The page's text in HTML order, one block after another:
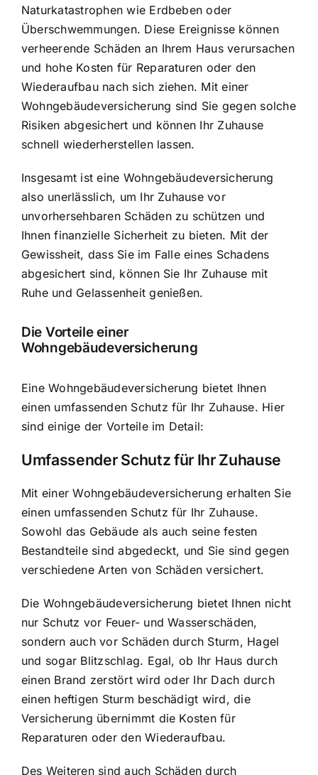
Naturkatastrophen wie Erdbeben oder
Überschwemmungen. Diese Ereignisse können
verheerende Schäden an Ihrem Haus verursachen
und hohe Kosten für Reparaturen oder den
Wiederaufbau nach sich ziehen. Mit einer
Wohngebäudeversicherung sind Sie gegen solche
Risiken abgesichert und können Ihr Zuhause
schnell wiederherstellen lassen.
Insgesamt ist eine Wohngebäudeversicherung
also unerlässlich, um Ihr Zuhause vor
unvorhersehbaren Schäden zu schützen und
Ihnen finanzielle Sicherheit zu bieten. Mit der
Gewissheit, dass Sie im Falle eines Schadens
abgesichert sind, können Sie Ihr Zuhause mit
Ruhe und Gelassenheit genießen.
Die Vorteile einer
Wohngebäudeversicherung
Eine Wohngebäudeversicherung bietet Ihnen
einen umfassenden Schutz für Ihr Zuhause. Hier
sind einige der Vorteile im Detail:
Umfassender Schutz für Ihr Zuhause
Mit einer Wohngebäudeversicherung erhalten Sie
einen umfassenden Schutz für Ihr Zuhause.
Sowohl das Gebäude als auch seine festen
Bestandteile sind abgedeckt, und Sie sind gegen
verschiedene Arten von Schäden versichert.
Die Wohngebäudeversicherung bietet Ihnen nicht
nur Schutz vor Feuer- und Wasserschäden,
sondern auch vor Schäden durch Sturm, Hagel
und sogar Blitzschlag. Egal, ob Ihr Haus durch
einen Brand zerstört wird oder Ihr Dach durch
einen heftigen Sturm beschädigt wird, die
Versicherung übernimmt die Kosten für
Reparaturen oder den Wiederaufbau.
Des Weiteren sind auch Schäden durch